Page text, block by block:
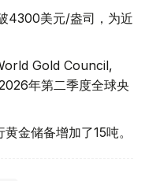
4300美元/盎司，为近
Gold Council,
年第二季度全球央
金储备增加了15吨。